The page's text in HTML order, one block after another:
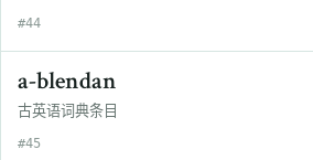
#44
a-blendan
古英语词典条目
#45